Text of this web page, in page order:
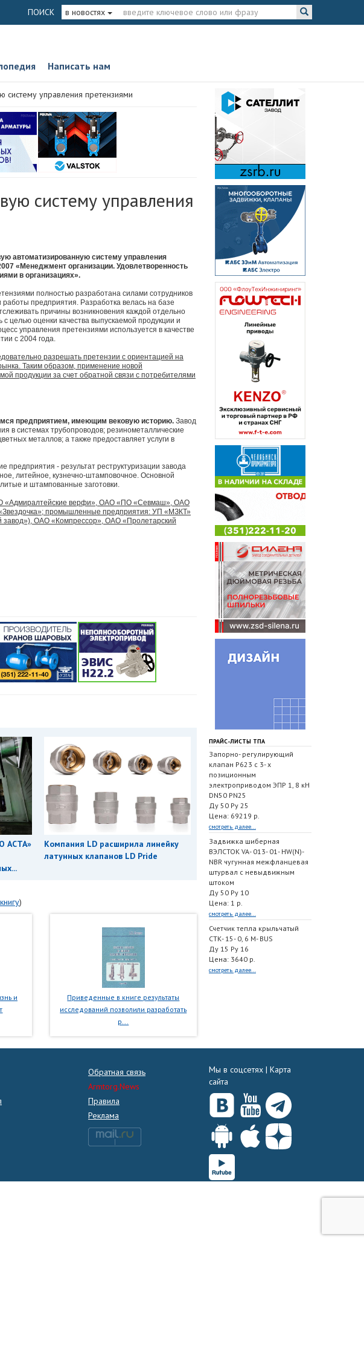
ПОИСК в новостях
Написать нам
управления претензиями
систему управления
автоматизированную систему управления
«Менеджмент организации. Удовлетворенность
в организациях».
полностью разработана силами сотрудников
предприятия. Разработка велась на базе
причины возникновения каждой отдельно
целью оценки качества выпускаемой продукции и
управления претензиями используется в качестве
с 2004 года.
разрешать претензии с ориентацией на
Таким образом, применение новой
продукции за счет обратной связи с потребителями
предприятием, имеющим вековую историю. Завод
в системах трубопроводов; резинометаллические
металлов; а также предоставляет услуги в
- результат реструктуризации завода
литейное, кузнечно-штамповочное. Основной
и штампованные заготовки.
«Адмиралтейские верфи», ОАО «ПО «Севмаш», ОАО
промышленные предприятия: УП «МЗКТ»
завод»), ОАО «Компрессор», ОАО «Пролетарский
АСТА»
Компания LD расширила линейку
латунных клапанов LD Pride
)
и
Приведенные в книге результаты
исследований позволили разработать
р...
ПРАЙС-ЛИСТЫ ТПА
Запорно- регулирующий
клапан Р623 с 3- х
позиционным
электроприводом ЭПР 1, 8 кН
DN50 PN25
Ду 50 Ру 25
Цена: 69219 р.
смотреть далее...
Задвижка шиберная
ВЭЛСТОК VA- 013- 01- HW(N)-
NBR чугунная межфланцевая
штурвал с невыдвижным
штоком
Ду 50 Ру 10
Цена: 1 р.
смотреть далее...
Счетчик тепла крыльчатый
СТК- 15- 0, 6 M- BUS
Ду 15 Ру 16
Цена: 3640 р.
смотреть далее...
Обратная связь
Armtorg.News
Правила
Реклама
Мы в соцсетях | Карта
сайта